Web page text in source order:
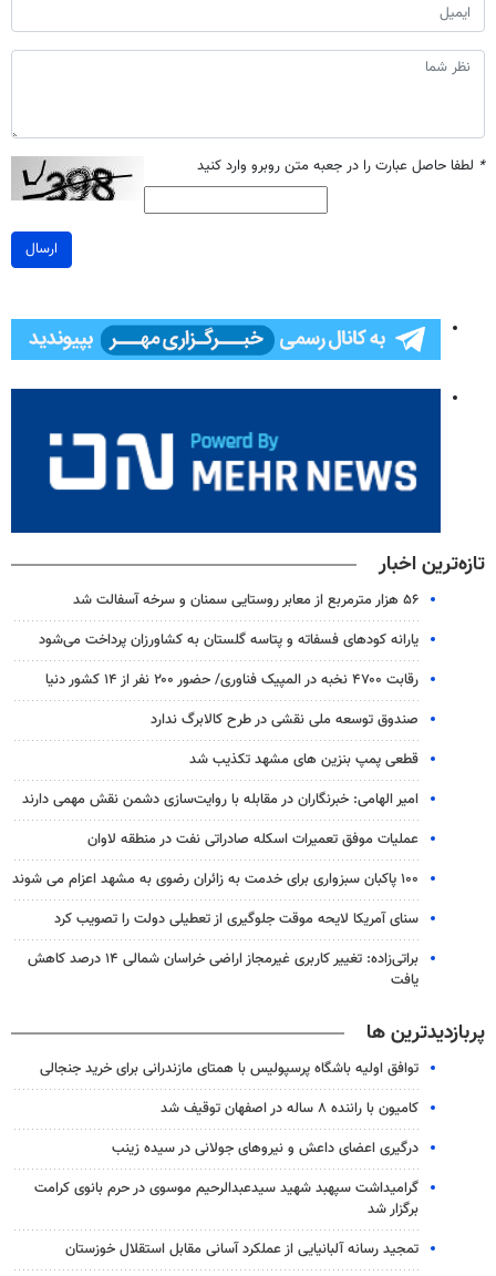
* لطفا حاصل عبارت را در جعبه متن روبرو وارد کنید
ارسال
تازه‌ترین اخبار
۵۶ هزار مترمربع از معابر روستایی سمنان و سرخه آسفالت شد
یارانه کودهای فسفاته و پتاسه گلستان به کشاورزان پرداخت می‌شود
رقابت ۴۷۰۰ نخبه در المپیک فناوری/ حضور ۲۰۰ نفر از ۱۴ کشور دنیا
صندوق توسعه ملی نقشی در طرح کالابرگ ندارد
قطعی پمپ بنزین های مشهد تکذیب شد
امیر الهامی: خبرنگاران در مقابله با روایت‌سازی دشمن نقش مهمی دارند
عملیات موفق تعمیرات اسکله صادراتی نفت در منطقه لاوان
۱۰۰ پاکبان سبزواری برای خدمت به زائران رضوی به مشهد اعزام می شوند
سنای آمریکا لایحه موقت جلوگیری از تعطیلی دولت را تصویب کرد
براتی‌زاده: تغییر کاربری غیرمجاز اراضی خراسان شمالی ۱۴ درصد کاهش
یافت
پربازدیدترین ها
توافق اولیه باشگاه پرسپولیس با همتای مازندرانی برای خرید جنجالی
کامیون با راننده ۸ ساله در اصفهان توقیف شد
درگیری اعضای داعش و نیروهای جولانی در سیده زینب
گرامیداشت سپهبد شهید سیدعبدالرحیم موسوی در حرم بانوی کرامت
برگزار شد
تمجید رسانه آلبانیایی از عملکرد آسانی مقابل استقلال خوزستان